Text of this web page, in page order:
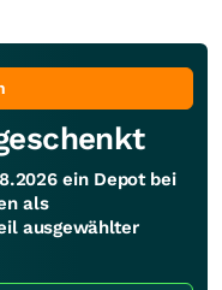
ein Depot bei
als
ausgewählter